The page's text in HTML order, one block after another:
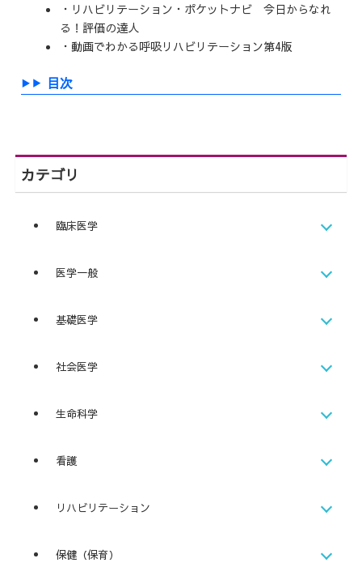
・リハビリテーション・ポケットナビ 今日からなれ
る！評価の達人
・動画でわかる呼吸リハビリテーション第4版
目次
カテゴリ
臨床医学
医学一般
基礎医学
社会医学
生命科学
看護
リハビリテーション
保健（保育）